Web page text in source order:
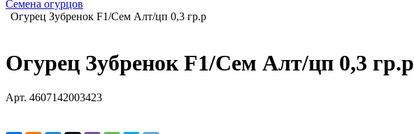
Семена огурцов
Огурец Зубренок F1/Сем Алт/цп 0,3 гр.р
Огурец Зубренок F1/Сем Алт/цп 0,3 гр.р
Арт. 4607142003423